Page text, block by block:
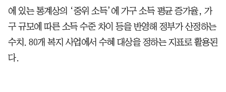
에 있는 통계상의 ‘중위 소득’에 가구 소득 평균 증가율, 가
구 규모에 따른 소득 수준 차이 등을 반영해 정부가 산정하는
수치. 80개 복지 사업에서 수혜 대상을 정하는 지표로 활용된
다.